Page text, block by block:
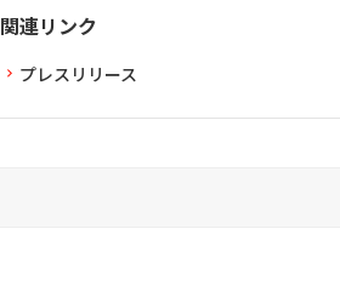
関連リンク
プレスリリース